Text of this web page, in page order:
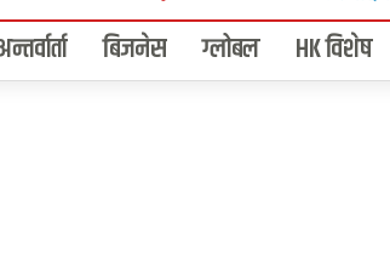
बिजनेस ग्लोबल HK विशेष